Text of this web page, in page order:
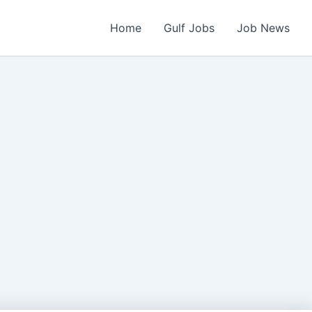
Home Gulf Jobs Job News